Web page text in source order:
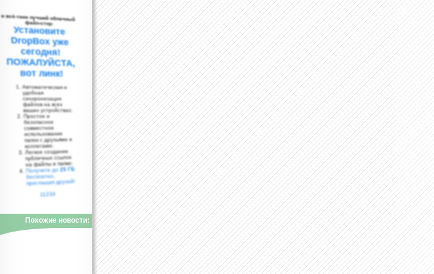
и всё-таки лучший облачный
файл-стор:
Установите
DropBox уже
сегодня!
ПОЖАЛУЙСТА,
вот линк!
Автоматическая и
удобная
синхронизация
файлов на всех
ваших устройствах;
Простое и
безопасное
совместное
использование
папок с друзьями и
коллегами;
Легкое создание
публичных ссылок
на файлы и папки;
Получите до25 ГБ
бесплатно,
приглашая друзей!
11234
Похожие новости: